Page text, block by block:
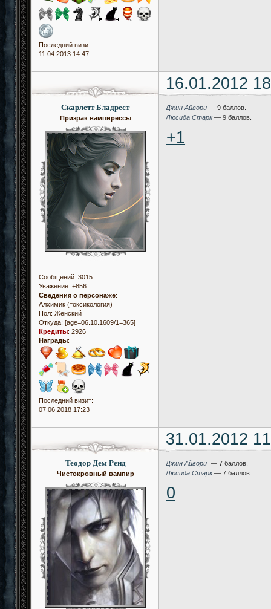
Последний визит:
11.04.2013 14:47
16.01.2012
Скарлетт Бладрест
Призрак вампирессы
Сообщений: 3015
Уважение: +856
Сведения о персонаже:
Алхимик (токсикология)
Пол: Женский
Откуда: [age=06.10.1609/1=365]
Кредиты: 2926
Награды:
Последний визит:
07.06.2018 17:23
Джин Айвори — 9 баллов.
Люсида Старк— 9 баллов.
+1
31.01.2012
Теодор Дем Ренд
Чистокровный вампир
Джин Айвори — 7 баллов.
Люсида Старк— 7 баллов.
0